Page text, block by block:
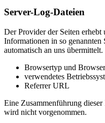
Server-Log-Dateien
Der Provider der Seiten erhebt
Informationen in so
automatisch an uns
Browsertyp und
verwendetes
Referrer URL
Eine Zusammenführung
wird nicht vorgenommen.